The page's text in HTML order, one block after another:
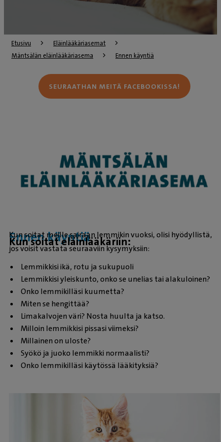
Etusivu
Eläinlääkäriasemat
Mäntsälän eläinlääkäriasema
Ennen käyntiä
Ennen käyntiä
Kun soitat eläinlääkäriin:
Kun soitat meille sairaan lemmikin vuoksi, olisi hyödyllistä,
jos voisit vastata seuraaviin kysymyksiin:
Lemmikkisi ikä, rotu ja sukupuoli
Lemmikkisi yleiskunto, onko se unelias tai alakuloinen?
Onko lemmikilläsi kuumetta?
Miten se hengittää?
Limakalvojen väri? Nosta huulta ja katso.
Milloin lemmikkisi pissasi viimeksi?
Millainen on uloste?
Syökö ja juoko lemmikki normaalisti?
Onko lemmikilläsi käytössä lääkityksiä?
SEURAATHAN MEITÄ FACEBOOKISSA!